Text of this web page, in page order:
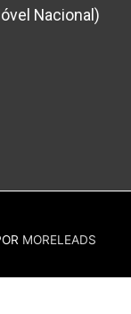
Nacional)
MORELEADS